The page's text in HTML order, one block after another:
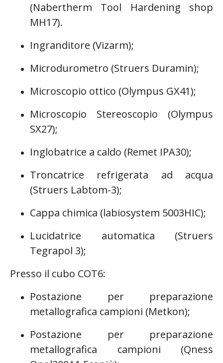
(Nabertherm Tool Hardening shop
MH17).
Ingranditore (Vizarm);
Microdurometro (Struers Duramin);
Microscopio ottico (Olympus GX41);
Microscopio Stereoscopio (Olympus
SX27);
Inglobatrice a caldo (Remet IPA30);
Troncatrice refrigerata ad acqua
(Struers Labtom-3);
Cappa chimica (labiosystem 5003HIC);
Lucidatrice automatica (Struers
Tegrapol 3);
Presso il cubo COT6:
Postazione per preparazione
metallografica campioni (Metkon);
Postazione per preparazione
metallografica campioni (Qness